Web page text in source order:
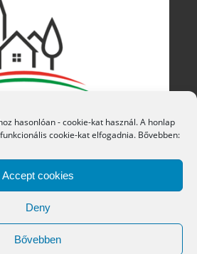
hasonlóan - cookie-kat használ. A honlap
cookie-kat elfogadnia. Bővebben:
Accept cookies
Deny
Bővebben